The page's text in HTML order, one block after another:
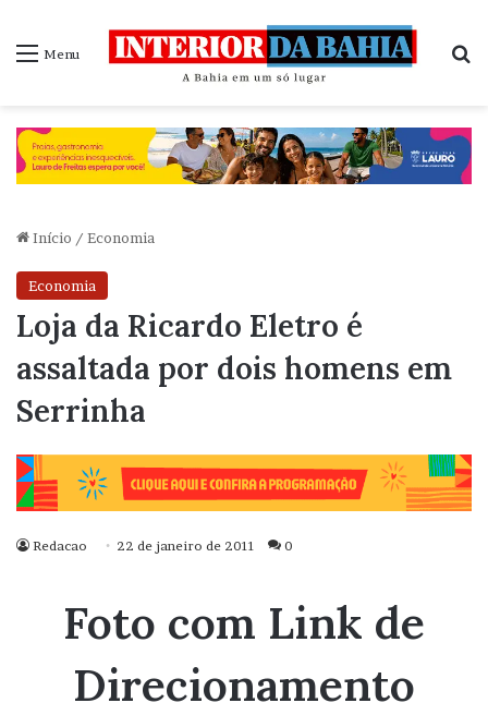
Menu
Início / Economia
Economia
Loja da Ricardo Eletro é
assaltada por dois homens em
Serrinha
Redacao 22 de janeiro de 2011 0
Foto com Link de
Direcionamento